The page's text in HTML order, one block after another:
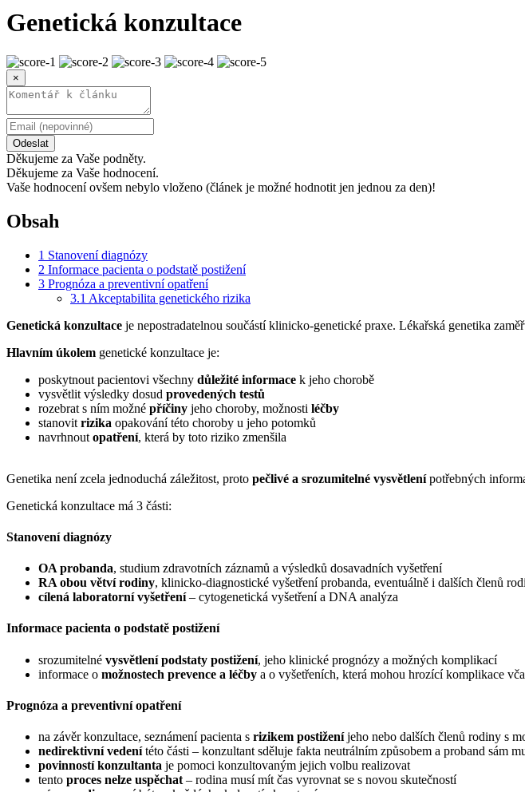
Genetická konzultace
×
Odeslat
Děkujeme za Vaše podněty.
Děkujeme za Vaše hodnocení.
Vaše hodnocení ovšem nebylo vloženo (článek je možné hodnotit jen jednou za den)!
Obsah
1 Stanovení diagnózy
2 Informace pacienta o podstatě postižení
3 Prognóza a preventivní opatření
3.1 Akceptabilita genetického rizika
Genetická konzultace je nepostradatelnou součástí klinicko-genetické praxe. Lékařská genetika
Hlavním úkolem genetické konzultace je:
poskytnout pacientovi všechny důležité informace k jeho chorobě
vysvětlit výsledky dosud provedených testů
rozebrat s ním možné příčiny jeho choroby, možnosti léčby
stanovit rizika opakování této choroby u jeho potomků
navrhnout opatření, která by toto riziko zmenšila
Genetika není zcela jednoduchá záležitost, proto pečlivé a srozumitelné vysvětlenípotřebných
Genetická konzultace má 3 části:
Stanovení diagnózy
OA probanda, studium zdravotních záznamů a výsledků dosavadních vyšetření
RA obou větví rodiny, klinicko-diagnostické vyšetření probanda, eventuálně i dalších členů
cílená laboratorní vyšetření– cytogenetická vyšetření a DNA analýza
Informace pacienta o podstatě postižení
srozumitelné vysvětlení podstaty postižení, jeho klinické prognózy a možných komplikací
informace o možnostech prevence a léčby a o vyšetřeních, která mohou hrozící komplikace
Prognóza a preventivní opatření
na závěr konzultace, seznámení pacienta s rizikem postiženíjeho nebo dalších členů rodiny s
nedirektivní vedenítéto části – konzultant sděluje fakta neutrálním způsobem a proband sám
povinností konzultanta je pomoci konzultovaným jejich volbu realizovat
tento proces nelze uspěchat – rodina musí mít čas vyrovnat se s novou skutečností